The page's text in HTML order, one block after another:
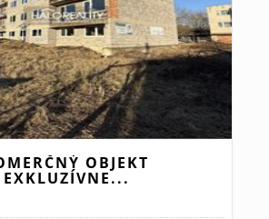
OBJEKT
EXKLUZÍVNE...